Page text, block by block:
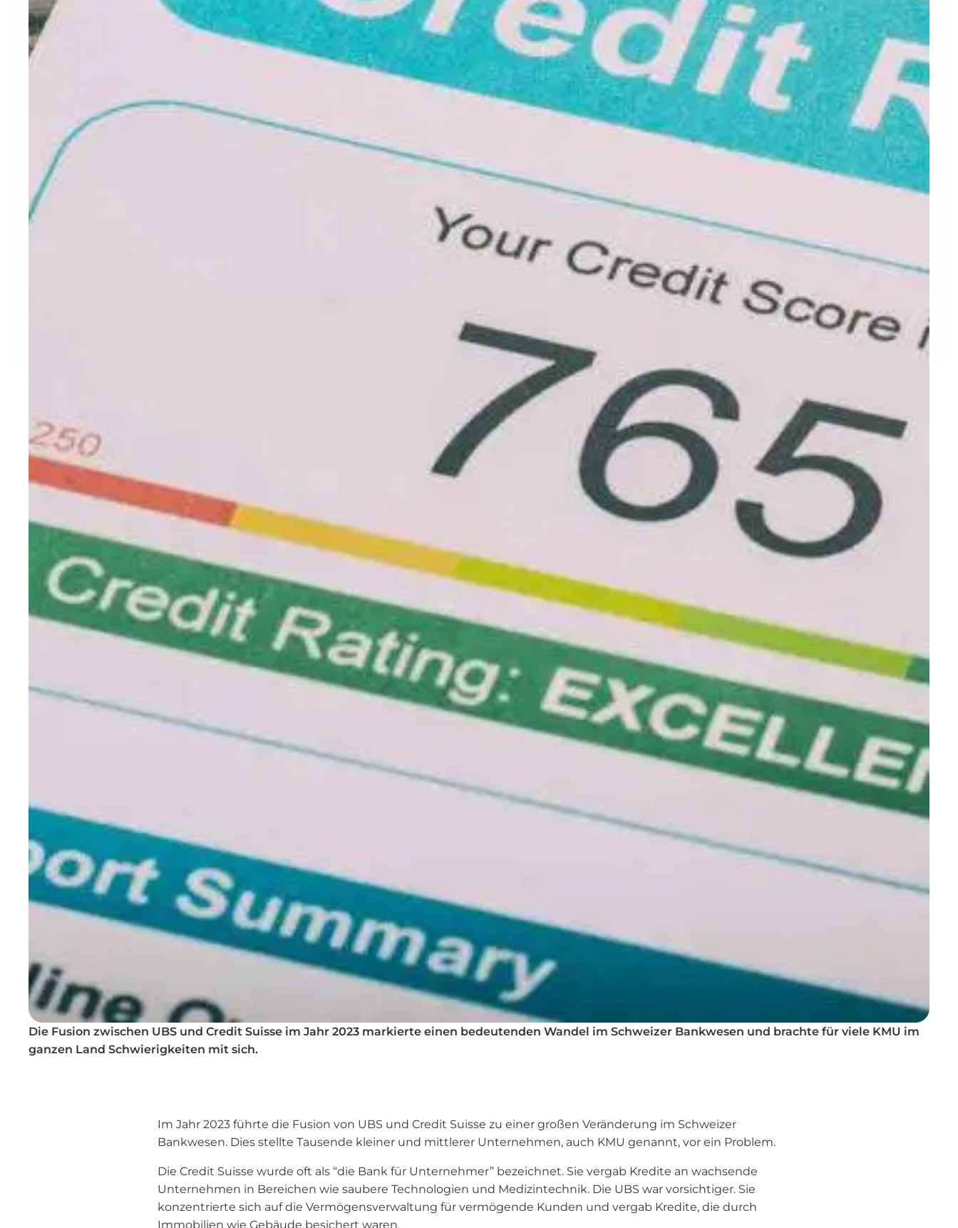
Die Fusion zwischen UBS und Credit Suisse im Jahr 2023 markierte einen bedeutenden Wandel im Schweizer Bankwesen und brachte für viele KMU im
ganzen Land Schwierigkeiten mit sich.
Im Jahr 2023 führte die Fusion von UBS und Credit Suisse zu einer großen Veränderung im Schweizer
Bankwesen. Dies stellte Tausende kleiner und mittlerer Unternehmen, auch KMU genannt, vor ein Problem.
Die Credit Suisse wurde oft als “die Bank für Unternehmer” bezeichnet. Sie vergab Kredite an wachsende
Unternehmen in Bereichen wie saubere Technologien und Medizintechnik. Die UBS war vorsichtiger. Sie
konzentrierte sich auf die Vermögensverwaltung für vermögende Kunden und vergab Kredite, die durch
Immobilien wie Gebäude besichert waren.